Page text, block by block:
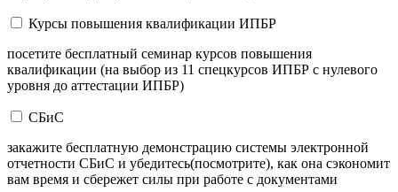
Курсы повышения квалификации ИПБР
посетите бесплатный семинар курсов повышения
квалификации (на выбор из 11 спецкурсов ИПБР с нулевого
уровня до аттестации ИПБР)
СБиС
закажите бесплатную демонстрацию системы электронной
отчетности СБиС и убедитесь(посмотрите), как она сэкономит
вам время и сбережет силы при работе с документами